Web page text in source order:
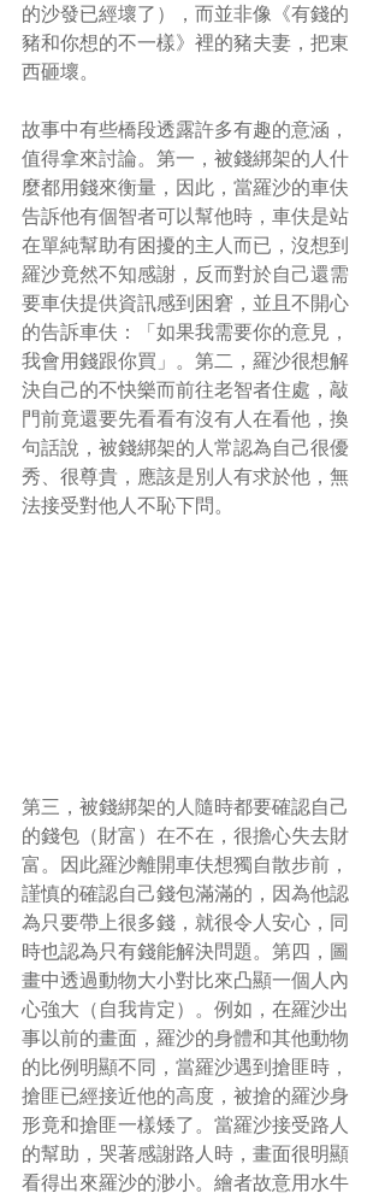
的沙發已經壞了），而並非像《有錢的
豬和你想的不一樣》裡的豬夫妻，把東
西砸壞。
故事中有些橋段透露許多有趣的意涵，
值得拿來討論。第一，被錢綁架的人什
麼都用錢來衡量，因此，當羅沙的車伕
告訴他有個智者可以幫他時，車伕是站
在單純幫助有困擾的主人而已，沒想到
羅沙竟然不知感謝，反而對於自己還需
要車伕提供資訊感到困窘，並且不開心
的告訴車伕：「如果我需要你的意見，
我會用錢跟你買」。第二，羅沙很想解
決自己的不快樂而前往老智者住處，敲
門前竟還要先看看有沒有人在看他，換
句話說，被錢綁架的人常認為自己很優
秀、很尊貴，應該是別人有求於他，無
法接受對他人不恥下問。
第三，被錢綁架的人隨時都要確認自己
的錢包（財富）在不在，很擔心失去財
富。因此羅沙離開車伕想獨自散步前，
謹慎的確認自己錢包滿滿的，因為他認
為只要帶上很多錢，就很令人安心，同
時也認為只有錢能解決問題。第四，圖
畫中透過動物大小對比來凸顯一個人內
心強大（自我肯定）。例如，在羅沙出
事以前的畫面，羅沙的身體和其他動物
的比例明顯不同，當羅沙遇到搶匪時，
搶匪已經接近他的高度，被搶的羅沙身
形竟和搶匪一樣矮了。當羅沙接受路人
的幫助，哭著感謝路人時，畫面很明顯
看得出來羅沙的渺小。繪者故意用水牛